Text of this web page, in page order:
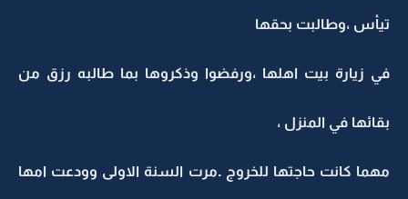
تيأس ،وطالبت بحقها
في زيارة بيت اهلها ،ورفضوا وذكروها بما طالبه رزق من
بقائها في المنزل ،
مهما كانت حاجتها للخروج .مرت السنة الاولى وودعت امها